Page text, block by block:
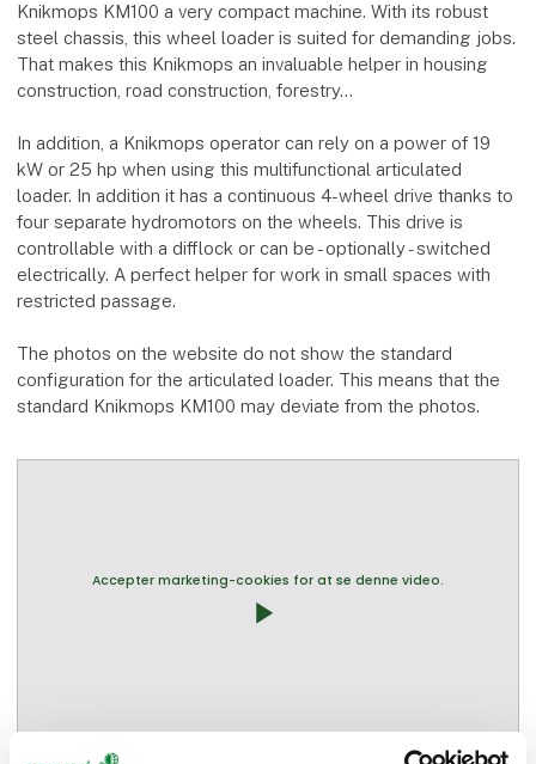
Knikmops KM100 a very compact machine. With its robust
steel chassis, this wheel loader is suited for demanding jobs.
That makes this Knikmops an invaluable helper in housing
construction, road construction, forestry…
In addition, a Knikmops operator can rely on a power of 19
kW or 25 hp when using this multifunctional articulated
loader. In addition it has a continuous 4-wheel drive thanks to
four separate hydromotors on the wheels. This drive is
controllable with a difflock or can be - optionally - switched
electrically. A perfect helper for work in small spaces with
restricted passage.
The photos on the website do not show the standard
configuration for the articulated loader. This means that the
standard Knikmops KM100 may deviate from the photos.
Accepter marketing-cookies for at se denne video.
play_arrow